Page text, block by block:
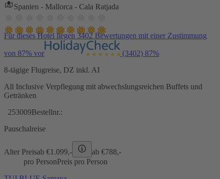
Spanien - Mallorca - Cala Ratjada
Für dieses Hotel liegen 3402 Bewertungen mit einer Zustimmung
von 87% vor (3402) 87%
8-tägige Flugreise, DZ inkl. AI
All Inclusive Verpflegung mit abwechslungsreichen Buffets und
Getränken
253009Bestellnr.:
Pauschalreise
Alter Preisab €1.099,- ab €788,-
pro PersonPreis pro Person